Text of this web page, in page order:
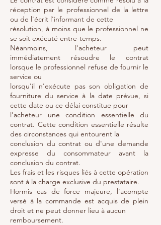
réception par le professionnel de la lettre
ou de l'écrit l'informant de cette
résolution, à moins que le professionnel ne
se soit exécuté entre-temps.
Néanmoins, l'acheteur peut
immédiatement résoudre le contrat
lorsque le professionnel refuse de fournir le
service ou
lorsqu'il n'exécute pas son obligation de
fourniture du service à la date prévue, si
cette date ou ce délai constitue pour
l'acheteur une condition essentielle du
contrat. Cette condition essentielle résulte
des circonstances qui entourent la
conclusion du contrat ou d'une demande
expresse du consommateur avant la
conclusion du contrat.
Les frais et les risques liés à cette opération
sont à la charge exclusive du prestataire.
Hormis cas de force majeure, l'acompte
versé à la commande est acquis de plein
droit et ne peut donner lieu à aucun
remboursement.